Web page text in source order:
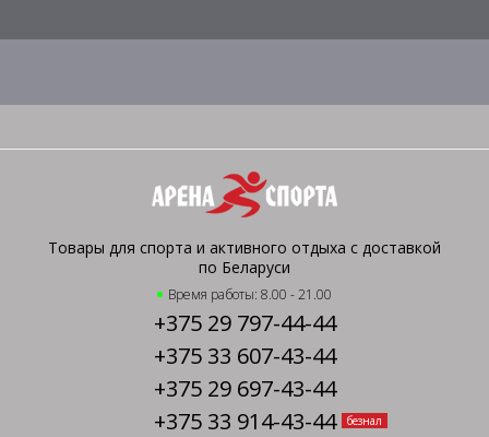
Товары для спорта и активного отдыха с доставкой
по Беларуси
Время работы: 8.00 - 21.00
+375 29 797-44-44
+375 33 607-43-44
+375 29 697-43-44
+375 33 914-43-44
безнал